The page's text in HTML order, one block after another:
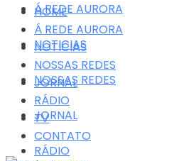
Á REDE AURORA
NOTICIAS
NOSSAS REDES
JORNAL
RÁDIO
HOME
Á REDE AURORA
NOTICIAS
NOSSAS REDES
JORNAL
RÁDIO
TV
CONTATO